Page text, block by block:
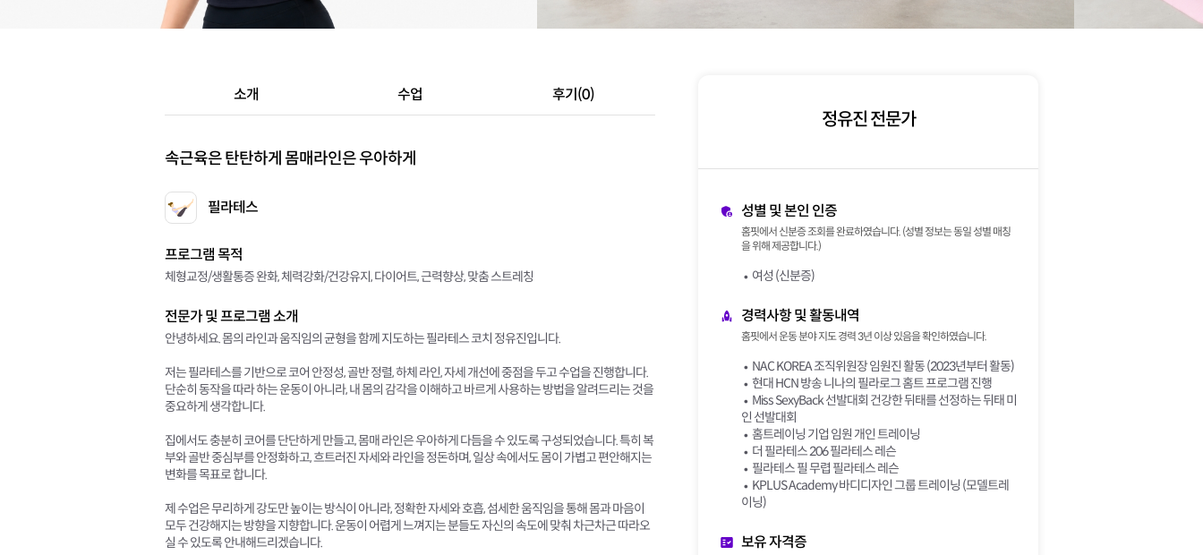
소개 수업 후기(0)
속근육은 탄탄하게 몸매라인은 우아하게
필라테스
프로그램 목적
체형교정/생활통증 완화, 체력강화/건강유지, 다이어트, 근력향상, 맞춤 스트레칭
전문가 및 프로그램 소개
안녕하세요. 몸의 라인과 움직임의 균형을 함께 지도하는 필라테스 코치 정유진입니다.
저는 필라테스를 기반으로 코어 안정성, 골반 정렬, 하체 라인, 자세 개선에 중점을 두고 수업을 진행합니다.
단순히 동작을 따라 하는 운동이 아니라, 내 몸의 감각을 이해하고 바르게 사용하는 방법을 알려드리는 것을
중요하게 생각합니다.
집에서도 충분히 코어를 단단하게 만들고, 몸매 라인은 우아하게 다듬을 수 있도록 구성되었습니다. 특히 복
부와 골반 중심부를 안정화하고, 흐트러진 자세와 라인을 정돈하며, 일상 속에서도 몸이 가볍고 편안해지는
변화를 목표로 합니다.
제 수업은 무리하게 강도만 높이는 방식이 아니라, 정확한 자세와 호흡, 섬세한 움직임을 통해 몸과 마음이
모두 건강해지는 방향을 지향합니다. 운동이 어렵게 느껴지는 분들도 자신의 속도에 맞춰 차근차근 따라오
실 수 있도록 안내해드리겠습니다.
정유진 전문가
성별 및 본인 인증
홈핏에서 신분증 조회를 완료하였습니다. (성별 정보는 동일 성별 매칭
을 위해 제공합니다.)
여성 (신분증)
경력사항 및 활동내역
홈핏에서 운동 분야 지도 경력 3년 이상 있음을 확인하였습니다.
NAC KOREA 조직위원장 임원진 활동 (2023년부터 활동)
현대 HCN 방송 니나의 필라로그 홈트 프로그램 진행
Miss SexyBack 선발대회 건강한 뒤태를 선정하는 뒤태 미
인 선발대회
홈트레이닝 기업 임원 개인 트레이닝
더 필라테스 206 필라테스 레슨
필라테스 필 무렵 필라테스 레슨
KPLUS Academy 바디디자인 그룹 트레이닝 (모델트레
이닝)
보유 자격증